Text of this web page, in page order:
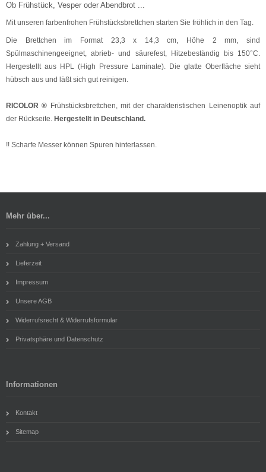
Ob Frühstück, Vesper oder Abendbrot ...
Mit unseren farbenfrohen Frühstücksbrettchen starten Sie fröhlich in den Tag.
Die Brettchen im Format 23,3 x 14,3 cm, Höhe 2 mm, sind
Spülmaschinengeeignet, abrieb- und säurefest, Hitzebeständig bis 150°C.
Hergestellt aus HPL (High Pressure Laminate). Die glatte Oberfläche sieht
hübsch aus und läßt sich gut reinigen.
RICOLOR ® Frühstücksbrettchen, mit der charakteristischen Leinenoptik auf
der Rückseite. Hergestellt in Deutschland.
!! Scharfe Messer können Spuren hinterlassen.
Mehr über...
Zahlung + Versand
Lieferzeit
Impressum
Unsere AGB
Widerrufsrecht & Widerrufsformular
Privatsphäre und Datenschutz
Informationen
Kontakt
Sitemap